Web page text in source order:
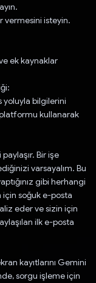
vermesini isteyin.
ve ek kaynaklar
yoluyla bilgilerini
kullanarak
Bir işe
varsayalım. Bu
gibi herhangi
soğuk e-posta
eder ve sizin için
ilk e-posta
kayıtlarını Gemini
sorgu işleme için